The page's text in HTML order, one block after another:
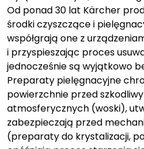
Od ponad 30 lat Kärcher
środki czyszczące i
współgrają one z
i przyspieszając proces
jednocześnie są wyjątkowo
Preparaty pielęgnacyjne
powierzchnie przed
atmosferycznych (woski),
zabezpieczają przed
(preparaty do krystalizacji,